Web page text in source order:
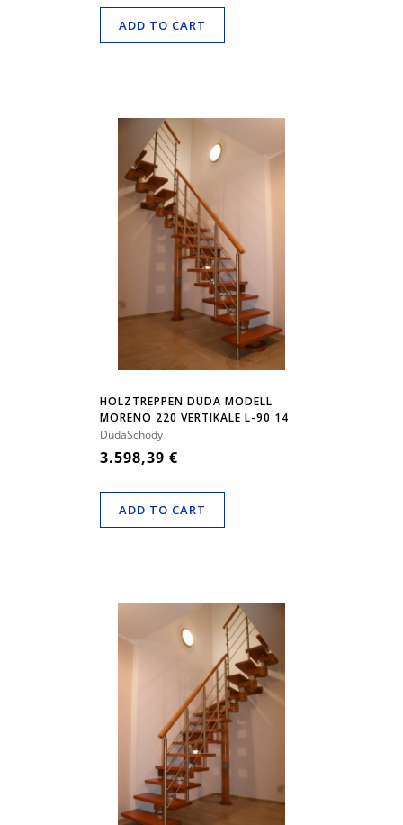
ADD TO CART
HOLZTREPPEN DUDA MODELL
MORENO 220 VERTIKALE L-90 14
ELEMENTE
DudaSchody
3.598,39 €
ADD TO CART